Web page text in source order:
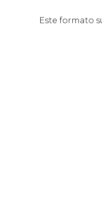
Este formato